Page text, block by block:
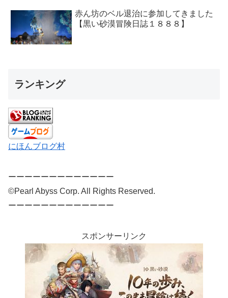
赤ん坊のベル退治に参加してきました
【黒い砂漠冒険日誌１８８８】
ランキング
にほんブログ村
ーーーーーーーーーーーーー
©Pearl Abyss Corp. All Rights Reserved.
ーーーーーーーーーーーーー
スポンサーリンク